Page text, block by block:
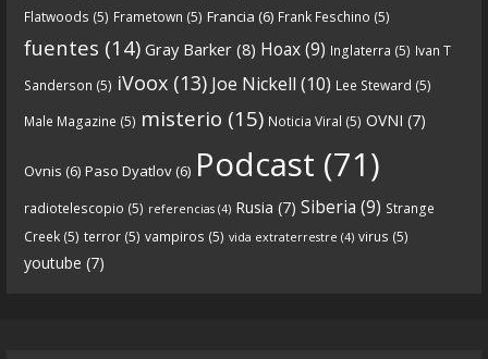
Descargar
https://www.ivoox.com/cdn-6x05-8211-qanon-
parte-1-origenes-audios-mp3_rf_67157433_1.html
Tras una exhaustiva investigación en los orígenes
y desarrollo de Qanon, la madre de todas las
more
Flatwoods (5) Frametown (5) Francia (6) Frank Feschino (5)
fuentes (14) Gray Barker (8) Hoax(9) Inglaterra (5) Ivan T
Sanderson (5) iVoox (13) Joe Nickell (10) Lee Steward (5)
Male Magazine (5) misterio (15) Noticia Viral (5) OVNI (7)
Ovnis (6) Paso Dyatlov (6) Podcast (71)
radiotelescopio (5) referencias (4) Rusia (7) Siberia (9) Strange
Creek (5) terror (5) vampiros (5) vida extraterrestre (4) virus (5)
youtube (7)